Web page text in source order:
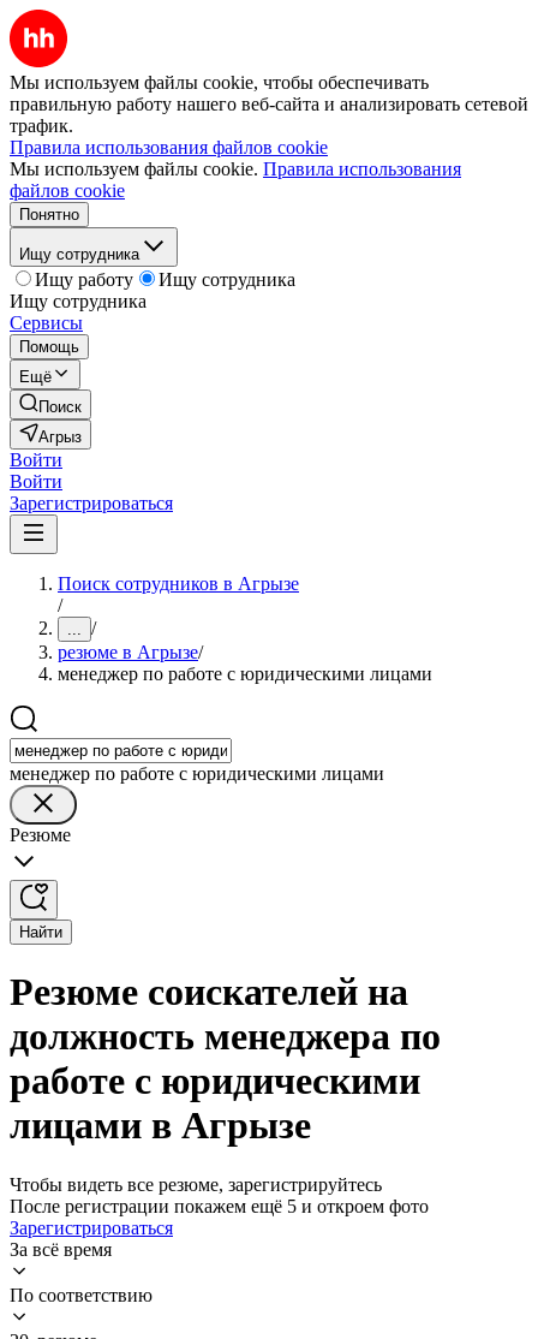
Мы используем файлы cookie, чтобы обеспечивать
правильную работу нашего веб-сайта и анализировать сетевой
трафик.
Правила использования файлов cookie
Мы используем файлы cookie. Правила использования
файлов cookie
Понятно
Ищу сотрудника
Ищу работу
Ищу сотрудника
Ищу сотрудника
Сервисы
Помощь
Ещё
Поиск
Агрыз
Войти
Войти
Зарегистрироваться
Поиск сотрудников в Агрызе
/
... /
резюме в Агрызе/
менеджер по работе с юридическими лицами
менеджер по работе с юридическими лицами
Резюме
Найти
Резюме соискателей на
должность менеджера по
работе с юридическими
лицами в Агрызе
Чтобы видеть все резюме, зарегистрируйтесь
После регистрации покажем ещё 5 и откроем фото
Зарегистрироваться
За всё время
По соответствию